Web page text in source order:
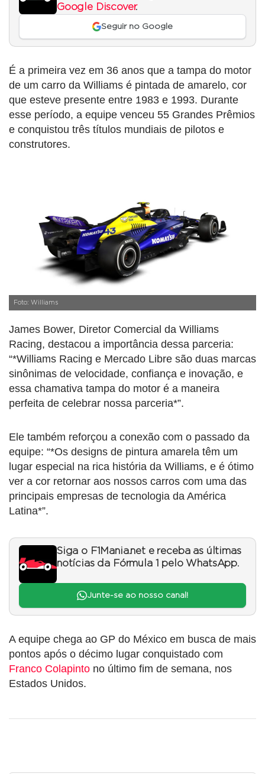
Google Discover.
Seguir no Google
É a primeira vez em 36 anos que a tampa do motor
de um carro da Williams é pintada de amarelo, cor
que esteve presente entre 1983 e 1993. Durante
esse período, a equipe venceu 55 Grandes Prêmios
e conquistou três títulos mundiais de pilotos e
construtores.
Foto: Williams
James Bower, Diretor Comercial da Williams
Racing, destacou a importância dessa parceria:
“*Williams Racing e Mercado Libre são duas marcas
sinônimas de velocidade, confiança e inovação, e
essa chamativa tampa do motor é a maneira
perfeita de celebrar nossa parceria*”.
Ele também reforçou a conexão com o passado da
equipe: “*Os designs de pintura amarela têm um
lugar especial na rica história da Williams, e é ótimo
ver a cor retornar aos nossos carros com uma das
principais empresas de tecnologia da América
Latina*”.
Siga o F1Mania.net e receba as últimas
notícias da Fórmula 1 pelo WhatsApp.
Junte-se ao nosso canal!
A equipe chega ao GP do México em busca de mais
pontos após o décimo lugar conquistado com
Franco Colapinto no último fim de semana, nos
Estados Unidos.